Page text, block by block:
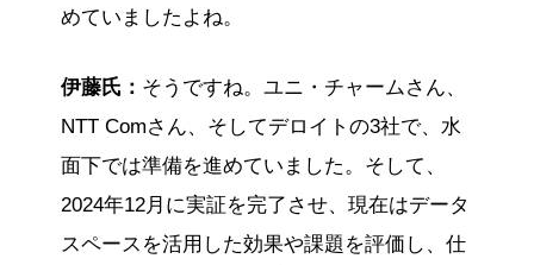
めていましたよね。
伊藤氏： そうですね。ユニ・チャームさん、
NTT Comさん、そしてデロイトの3社で、水
面下では準備を進めていました。そして、
2024年12月に実証を完了させ、現在はデータ
スペースを活用した効果や課題を評価し、仕